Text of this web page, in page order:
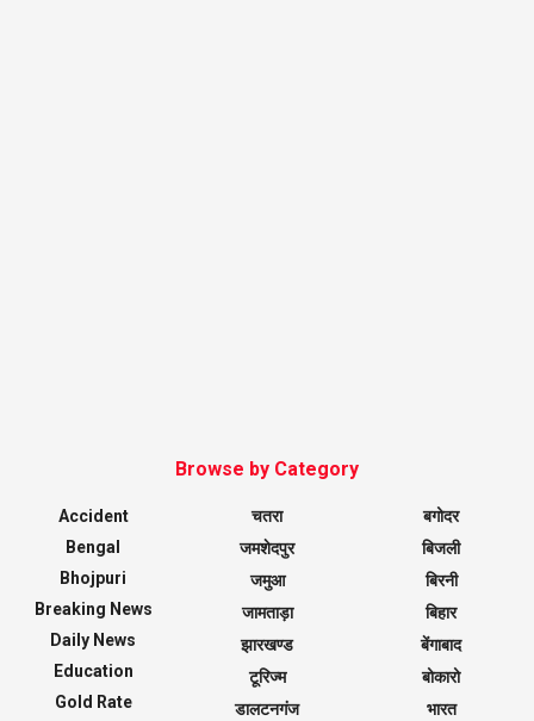
Browse by Category
Accident
Bengal
Bhojpuri
Breaking News
Daily News
Education
Gold Rate
चतरा
जमशेदपुर
जमुआ
जामताड़ा
झारखण्ड
टूरिज्म
डालटनगंज
बगोदर
बिजली
बिरनी
बिहार
बेंगाबाद
बोकारो
भारत